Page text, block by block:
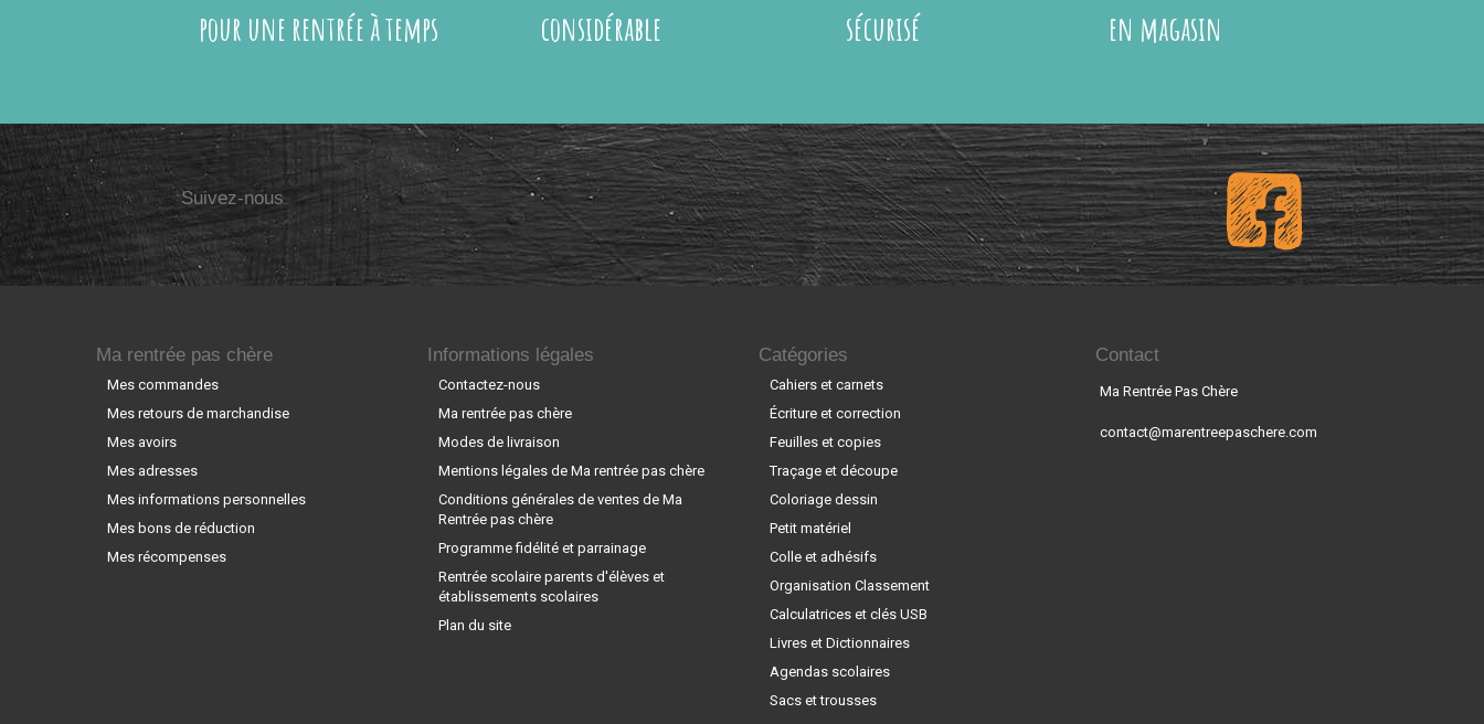
pour une rentrée à temps
considérable
sécurisé
en magasin
Suivez-nous
Ma rentrée pas chère
Mes commandes
Mes retours de marchandise
Mes avoirs
Mes adresses
Mes informations personnelles
Mes bons de réduction
Mes récompenses
Informations légales
Contactez-nous
Ma rentrée pas chère
Modes de livraison
Mentions légales de Ma rentrée pas chère
Conditions générales de ventes de Ma
Rentrée pas chère
Programme fidélité et parrainage
Rentrée scolaire parents d'élèves et
établissements scolaires
Plan du site
Catégories
Cahiers et carnets
Écriture et correction
Feuilles et copies
Traçage et découpe
Coloriage dessin
Petit matériel
Colle et adhésifs
Organisation Classement
Calculatrices et clés USB
Livres et Dictionnaires
Agendas scolaires
Sacs et trousses
Contact
Ma Rentrée Pas Chère
contact@marentreepaschere.com